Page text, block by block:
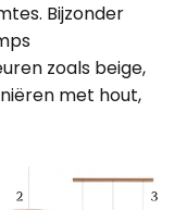
Bijzonder
zoals beige,
met hout,